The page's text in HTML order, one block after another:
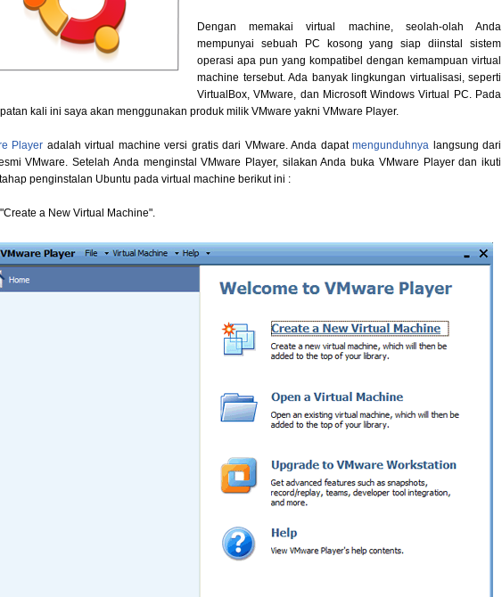
Dengan memakai virtual machine, seolah-olah Anda
mempunyai sebuah PC kosong yang siap diinstal sistem
operasi apa pun yang kompatibel dengan kemampuan virtual
machine tersebut. Ada banyak lingkungan virtualisasi, seperti
VirtualBox, VMware, dan Microsoft Windows Virtual PC. Pada
kali ini saya akan menggunakan produk milik VMware yakni VMware Player.
Player adalah virtual machine versi gratis dari VMware. Anda dapatmengunduhnya langsung dari
VMware. Setelah Anda menginstal VMware Player, silakan Anda buka VMware Player dan ikuti
penginstalan Ubuntu pada virtual machine berikut ini :
a New Virtual Machine".